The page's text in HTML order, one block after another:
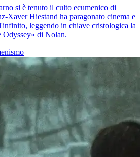
si è tenuto il culto ecumenico di
Xaver Hiestand ha paragonato cinema e
leggendo in chiave cristologica la
Odyssey» di Nolan.